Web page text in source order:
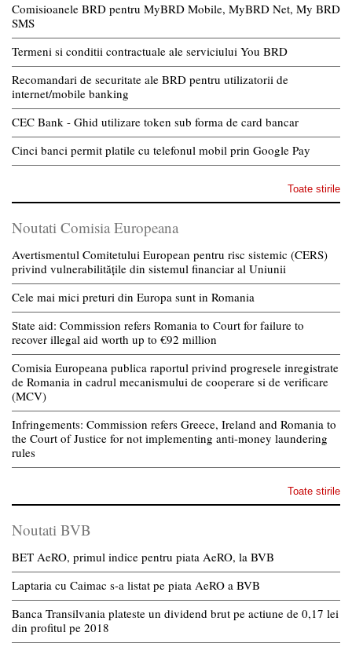
Comisioanele BRD pentru MyBRD Mobile, MyBRD Net, My BRD
SMS
Termeni si conditii contractuale ale serviciului You BRD
Recomandari de securitate ale BRD pentru utilizatorii de
internet/mobile banking
CEC Bank - Ghid utilizare token sub forma de card bancar
Cinci banci permit platile cu telefonul mobil prin Google Pay
Toate stirile
Noutati Comisia Europeana
Avertismentul Comitetului European pentru risc sistemic (CERS)
privind vulnerabilitățile din sistemul financiar al Uniunii
Cele mai mici preturi din Europa sunt in Romania
State aid: Commission refers Romania to Court for failure to
recover illegal aid worth up to €92 million
Comisia Europeana publica raportul privind progresele inregistrate
de Romania in cadrul mecanismului de cooperare si de verificare
(MCV)
Infringements: Commission refers Greece, Ireland and Romania to
the Court of Justice for not implementing anti-money laundering
rules
Toate stirile
Noutati BVB
BET AeRO, primul indice pentru piata AeRO, la BVB
Laptaria cu Caimac s-a listat pe piata AeRO a BVB
Banca Transilvania plateste un dividend brut pe actiune de 0,17 lei
din profitul pe 2018